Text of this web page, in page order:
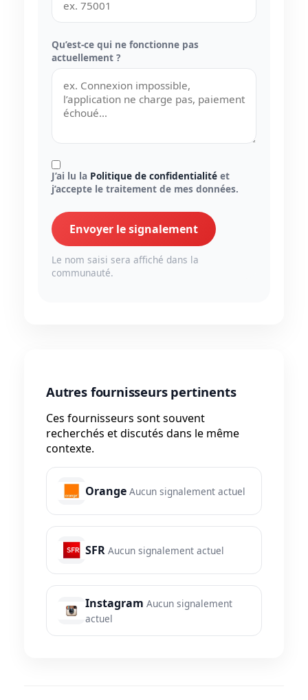
Qu’est-ce qui ne fonctionne pas
actuellement ?
J’ai lu la Politique de confidentialité et
j’accepte le traitement de mes données.
Envoyer le signalement
Le nom saisi sera affiché dans la
communauté.
Autres fournisseurs pertinents
Ces fournisseurs sont souvent
recherchés et discutés dans le même
contexte.
Orange Aucun signalement actuel
SFR Aucun signalement actuel
Instagram Aucun signalement
actuel